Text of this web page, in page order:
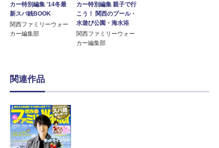
カー特別編集 '14冬最
新スパ銭BOOK
関西ファミリーウォー
カー編集部
カー特別編集 親子で行
こう！ 関西のプール・
水遊び公園・海水浴
関西ファミリーウォー
カー編集部
関連作品